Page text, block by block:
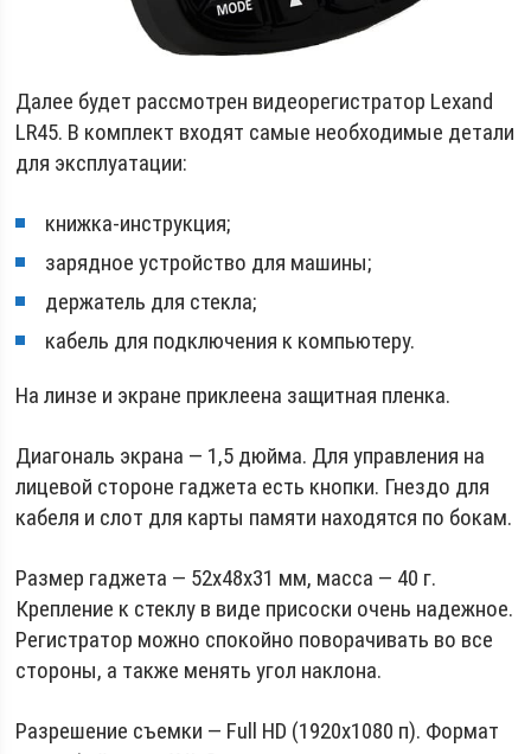
Далее будет рассмотрен видеорегистратор Lexand
LR45. В комплект входят самые необходимые детали
для эксплуатации:
книжка-инструкция;
зарядное устройство для машины;
держатель для стекла;
кабель для подключения к компьютеру.
На линзе и экране приклеена защитная пленка.
Диагональ экрана — 1,5 дюйма. Для управления на
лицевой стороне гаджета есть кнопки. Гнездо для
кабеля и слот для карты памяти находятся по бокам.
Размер гаджета — 52х48х31 мм, масса — 40 г.
Крепление к стеклу в виде присоски очень надежное.
Регистратор можно спокойно поворачивать во все
стороны, а также менять угол наклона.
Разрешение съемки — Full HD (1920х1080 п). Формат